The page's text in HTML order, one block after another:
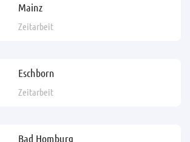
Mainz
Zeitarbeit
Eschborn
Zeitarbeit
Bad Homburg